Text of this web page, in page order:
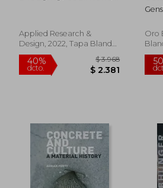
50%
dcto.
$ 3.099
Applied Research &
Design, 2022, Tapa Blanda,
Nuevo
(en
Oro